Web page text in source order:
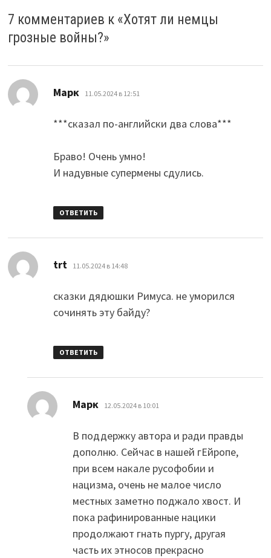
7 комментариев к «Хотят ли немцы
грозные войны?»
Марк 11.05.2024 в 12:51
***сказал по-английски два слова***
Браво! Очень умно!
И надувные супермены сдулись.
ОТВЕТИТЬ
trt 11.05.2024 в 14:48
сказки дядюшки Римуса. не уморился
сочинять эту байду?
ОТВЕТИТЬ
Марк 12.05.2024 в 10:01
В поддержку автора и ради правды
дополню. Сейчас в нашей гЕйропе,
при всем накале русофобии и
нацизма, очень не малое число
местных заметно поджало хвост. И
пока рафинированные нацики
продолжают гнать пургу, другая
часть их этносов прекрасно